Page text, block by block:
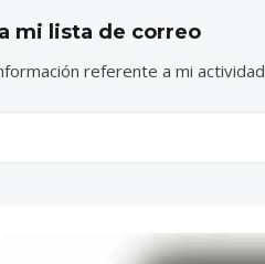
mi lista de correo
referente a mi actividad